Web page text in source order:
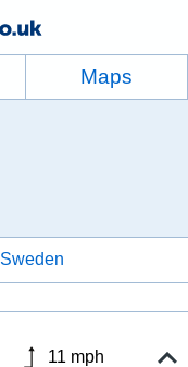
Maps
Sweden
11 mph